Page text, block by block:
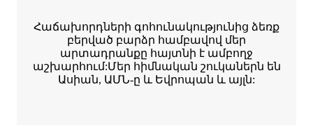
Հաճախորդների գոհունակությունից ձեռք
բերված բարձր համբավով մեր
արտադրանքը հայտնի է ամբողջ
աշխարհում:Մեր հիմնական շուկաներն են
Ասիան, ԱՄՆ-ը և Եվրոպան և այլն: